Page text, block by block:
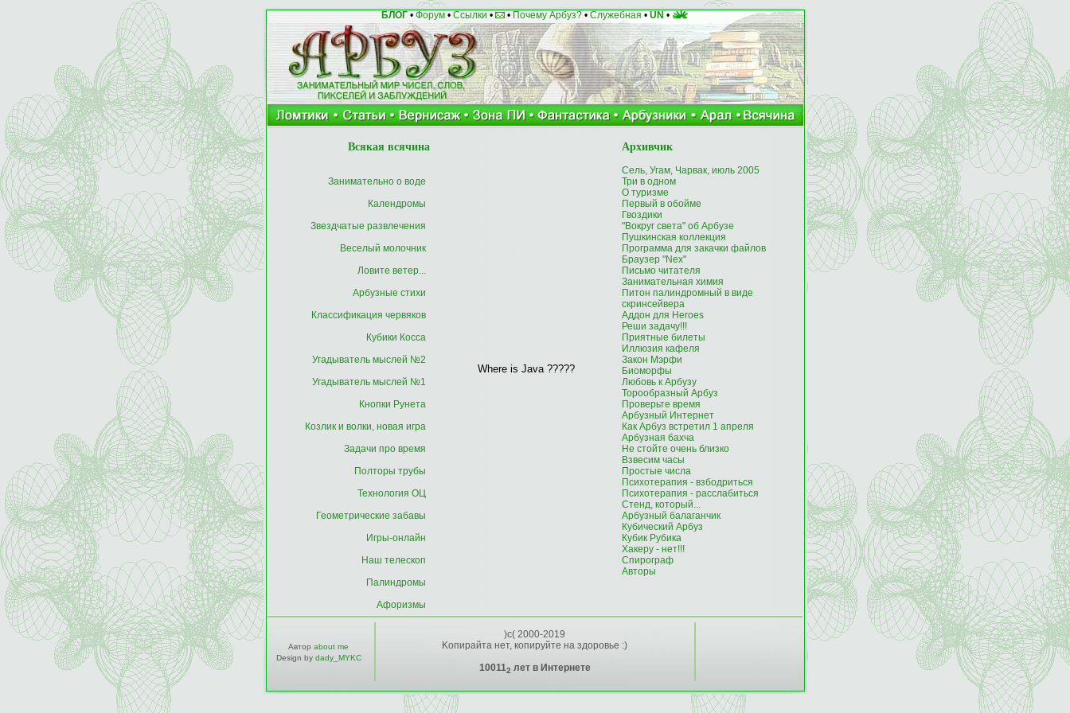
БЛОГ• Форум• Ссылки • • Почему Арбуз?• Служебная • UN •
Всякая всячина
Занимательно о воде
Календромы
Звездчатые развлечения
Веселый молочник
Ловите ветер...
Арбузные стихи
Классификация червяков
Кубики Косса
Угадыватель мыслей №2
Угадыватель мыслей №1
Кнопки Рунета
Козлик и волки, новая игра
Задачи про время
Полторы трубы
Технология ОЦ
Геометрические забавы
Игры-онлайн
Наш телескоп
Палиндромы
Афоризмы
Where is Java ?????
Архивчик
Сель, Угам, Чарвак, июль 2005
Три в одном
О туризме
Первый в обойме
Гвоздики
"Вокруг света" об Арбузе
Пушкинская коллекция
Программа для закачки файлов
Браузер "Nex"
Письмо читателя
Занимательная химия
Питон палиндромный в виде
скринсейвера
Аддон для Heroes
Реши задачу!!!
Приятные билеты
Иллюзия кафеля
Закон Мэрфи
Биоморфы
Любовь к Арбузу
Торообразный Арбуз
Проверьте время
Арбузный Интернет
Как Арбуз встретил 1 апреля
Арбузная бахча
Не стойте очень близко
Взвесим часы
Простые числа
Психотерапия - взбодриться
Психотерапия - расслабиться
Стенд, который...
Арбузный балаганчик
Кубический Арбуз
Кубик Рубика
Хакеру - нет!!!
Спирограф
Авторы
Автор about me
Design by dady_MYKC
)c( 2000-2019
Kопирайта нет, копируйте на здоровье :)
100112 лет в Интернете